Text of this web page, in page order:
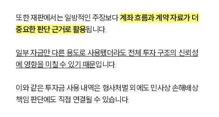
또한 재판에서는 일방적인 주장보다 계좌 흐름과 계약 자료가 더
중요한 판단 근거로 활용됩니다.
일부 자금만 다른 용도로 사용됐더라도 전체 투자 구조의 신뢰성
에 영향을 미칠 수 있기 때문입니다.
이와 같은 투자금 사용 내역은 형사처벌 외에도 민사상 손해배상
책임 판단에도 직접 연결될 수 있습니다.